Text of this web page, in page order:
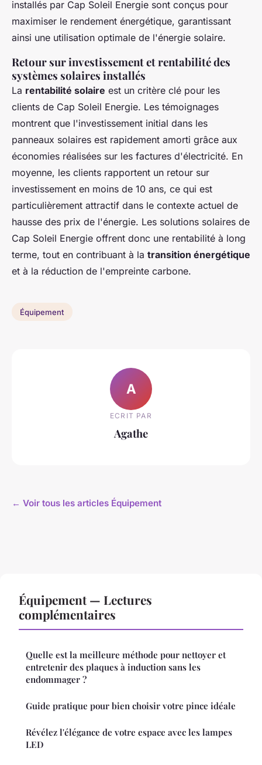
installés par Cap Soleil Energie sont conçus pour
maximiser le rendement énergétique, garantissant
ainsi une utilisation optimale de l'énergie solaire.
Retour sur investissement et rentabilité des
systèmes solaires installés
La rentabilité solaire est un critère clé pour les
clients de Cap Soleil Energie. Les témoignages
montrent que l'investissement initial dans les
panneaux solaires est rapidement amorti grâce aux
économies réalisées sur les factures d'électricité. En
moyenne, les clients rapportent un retour sur
investissement en moins de 10 ans, ce qui est
particulièrement attractif dans le contexte actuel de
hausse des prix de l'énergie. Les solutions solaires de
Cap Soleil Energie offrent donc une rentabilité à long
terme, tout en contribuant à la transition énergétique
et à la réduction de l'empreinte carbone.
Équipement
A
ECRIT PAR
Agathe
← Voir tous les articles Équipement
Équipement — Lectures
complémentaires
Quelle est la meilleure méthode pour nettoyer et
entretenir des plaques à induction sans les
endommager ?
Guide pratique pour bien choisir votre pince idéale
Révélez l'élégance de votre espace avec les lampes
LED